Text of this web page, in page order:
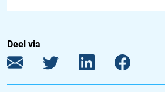
Deel via